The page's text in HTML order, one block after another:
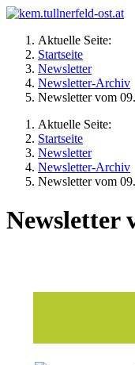
Aktuelle Seite:
Startseite
Newsletter
Newsletter-Archiv
Newsletter vom
Aktuelle Seite:
Startseite
Newsletter
Newsletter-Archiv
Newsletter vom
Newsletter